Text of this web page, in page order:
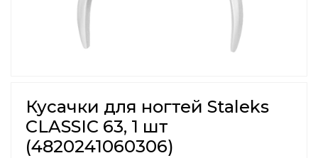
Кусачки для ногтей Staleks
CLASSIC 63, 1 шт
(4820241060306)